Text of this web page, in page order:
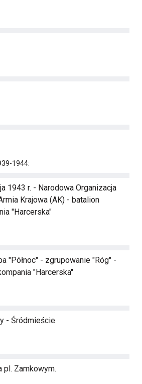
1944:
1943 r. - Narodowa Organizacja
Krajowa (AK) - batalion
"Harcerska"
"Północ" - zgrupowanie "Róg" -
"Harcerska"
- Śródmieście
pl. Zamkowym.